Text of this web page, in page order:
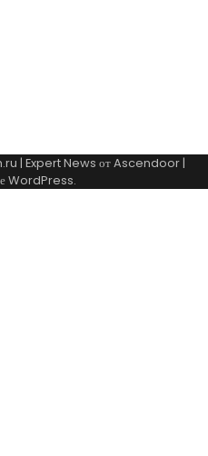
| Expert News отAscendoor|
WordPress.